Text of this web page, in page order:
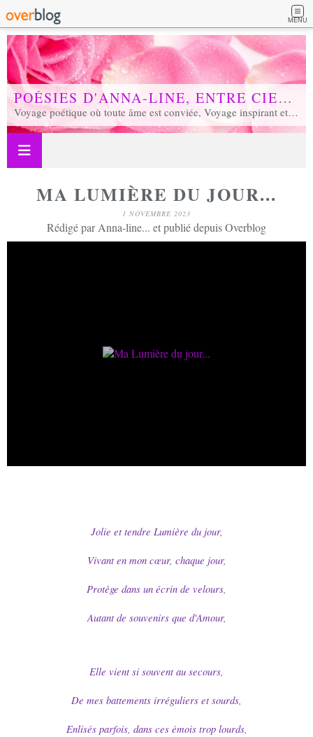
MENU
POÉSIES D'ANNA-LINE, ENTRE CIEL ET TERRE...
Voyage poétique où toute âme est conviée, Voyage inspirant et inspiré, Voyage en soi et d'unité, Voyage au coeur de notre réalité...
MA LUMIÈRE DU JOUR...
1 NOVEMBRE 2023
Rédigé par Anna-line... et publié depuis Overblog
Jolie et tendre Lumière du jour,
Vivant en mon cœur, chaque jour,
Protège dans un écrin de velours,
Autant de souvenirs que d'Amour,
Elle vient si souvent au secours,
De mes battements irréguliers et sourds,
Enlisés parfois, dans ces émois trop lourds,